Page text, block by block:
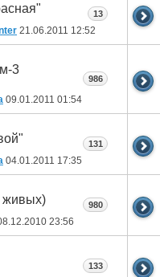
21.06.2011 12:52
13
3
09.01.2011 01:54
986
04.01.2011 17:35
131
живых)
23:56
980
133